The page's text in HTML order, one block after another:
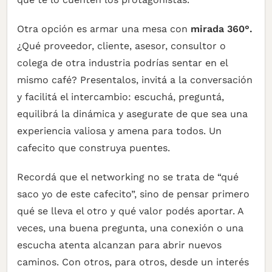
Otra opción es armar una mesa con mirada 360°.
¿Qué proveedor, cliente, asesor, consultor o
colega de otra industria podrías sentar en el
mismo café? Presentalos, invitá a la conversación
y facilitá el intercambio: escuchá, preguntá,
equilibrá la dinámica y asegurate de que sea una
experiencia valiosa y amena para todos. Un
cafecito que construya puentes.
Recordá que el networking no se trata de “qué
saco yo de este cafecito”, sino de pensar primero
qué se lleva el otro y qué valor podés aportar. A
veces, una buena pregunta, una conexión o una
escucha atenta alcanzan para abrir nuevos
caminos. Con otros, para otros, desde un interés